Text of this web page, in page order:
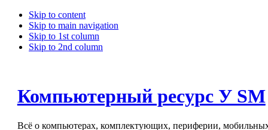
Skip to content
Skip to main navigation
Skip to 1st column
Skip to 2nd column
Компьютерный ресурс У SM
Всё о компьютерах, комплектующих, периферии, мобильных